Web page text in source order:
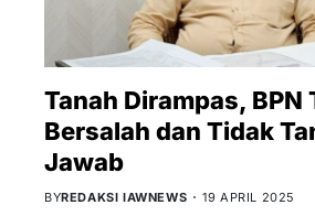
Tanah Dirampas, BPN
Bersalah dan Tidak
Jawab
BYREDAKSI IAWNEWS 19 APRIL 2025